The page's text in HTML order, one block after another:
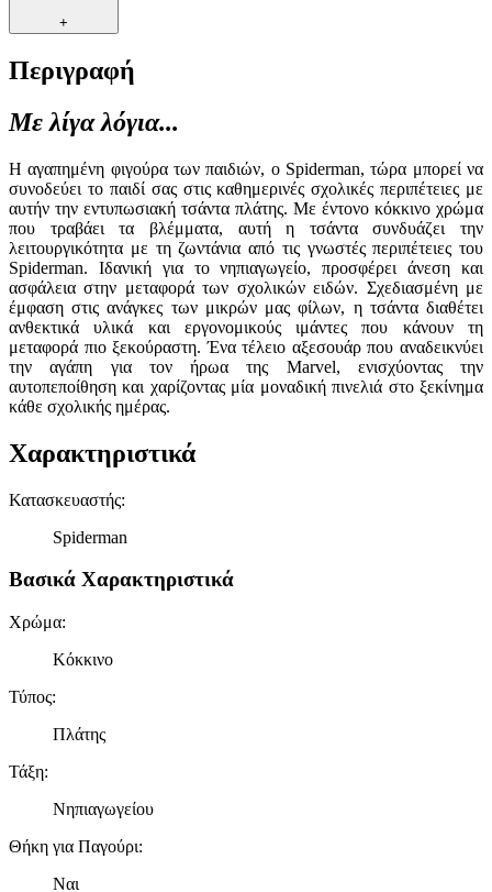
+
Περιγραφή
Με λίγα λόγια...
Η αγαπημένη φιγούρα των παιδιών, ο Spiderman, τώρα μπορεί να
συνοδεύει το παιδί σας στις καθημερινές σχολικές περιπέτειες με
αυτήν την εντυπωσιακή τσάντα πλάτης. Με έντονο κόκκινο χρώμα
που τραβάει τα βλέμματα, αυτή η τσάντα συνδυάζει την
λειτουργικότητα με τη ζωντάνια από τις γνωστές περιπέτειες του
Spiderman. Ιδανική για το νηπιαγωγείο, προσφέρει άνεση και
ασφάλεια στην μεταφορά των σχολικών ειδών. Σχεδιασμένη με
έμφαση στις ανάγκες των μικρών μας φίλων, η τσάντα διαθέτει
ανθεκτικά υλικά και εργονομικούς ιμάντες που κάνουν τη
μεταφορά πιο ξεκούραστη. Ένα τέλειο αξεσουάρ που αναδεικνύει
την αγάπη για τον ήρωα της Marvel, ενισχύοντας την
αυτοπεποίθηση και χαρίζοντας μία μοναδική πινελιά στο ξεκίνημα
κάθε σχολικής ημέρας.
Χαρακτηριστικά
Κατασκευαστής:
Spiderman
Βασικά Χαρακτηριστικά
Χρώμα:
Κόκκινο
Τύπος:
Πλάτης
Τάξη:
Νηπιαγωγείου
Θήκη για Παγούρι:
Ναι